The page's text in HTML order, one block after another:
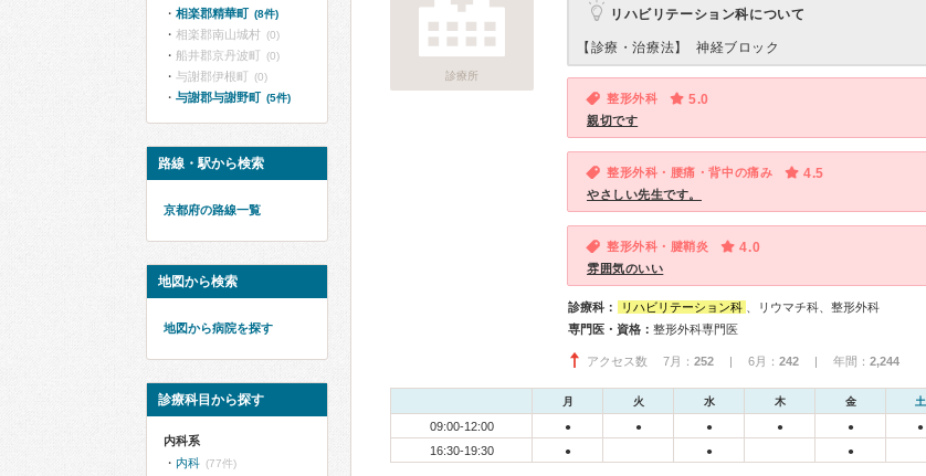
診療所
リハビリテーション科について
【診療・治療法】 神経ブロック
整形外科 5.0
親切です
整形外科・腰痛・背中の痛み 4.5
やさしい先生です。
整形外科・腱鞘炎 4.0
雰囲気のいい
診療科： リハビリテーション科
、リウマチ科、整形外科
専門医・資格： 整形外科専門医
アクセス数 7月： 252 | 6月： 242 | 年間： 2,244
月 火 水 木 金 土
09:00-12:00 ● ● ● ● ● ●
16:30-19:30 ● ● ●
相楽郡精華町 (8件)
相楽郡南山城村 (0)
船井郡京丹波町 (0)
与謝郡伊根町 (0)
与謝郡与謝野町 (5件)
路線・駅から検索
京都府の路線一覧
地図から検索
地図から病院を探す
診療科目から探す
内科系
内科 (77件)